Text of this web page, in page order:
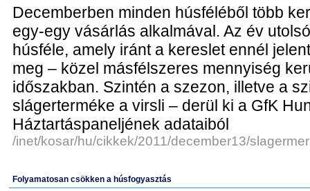
Decemberben minden húsféléből több
egy-egy vásárlás alkalmával. Az év
húsféle, amely iránt a kereslet ennél
meg – közel másfélszeres mennyiség
időszakban. Szintén a szezon, illetve a
slágerterméke a virsli – derül ki a GfK
Háztartáspaneljének adataiból
/inet/kosar/hu/cikkek/2011/december13/
Folyamatosan csökken a húsfogyasztás